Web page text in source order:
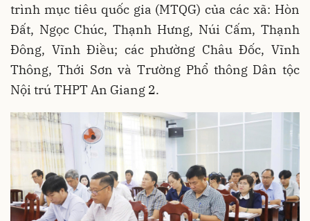
trình mục tiêu quốc gia (MTQG) của các xã: Hòn
Đất, Ngọc Chúc, Thạnh Hưng, Núi Cấm, Thạnh
Đông, Vĩnh Điều; các phường Châu Đốc, Vĩnh
Thông, Thới Sơn và Trường Phổ thông Dân tộc
Nội trú THPT An Giang 2.